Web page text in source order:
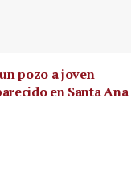
pozo a joven
en Santa Ana